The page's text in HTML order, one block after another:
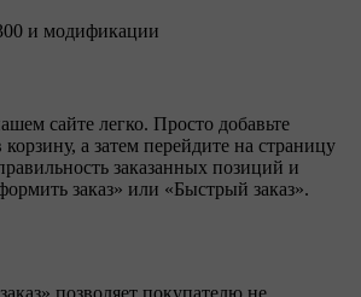
и модификации
сайте легко. Просто добавьте
а затем перейдите на страницу
заказанных позиций и
заказ» или «Быстрый заказ».
позволяет покупателю не